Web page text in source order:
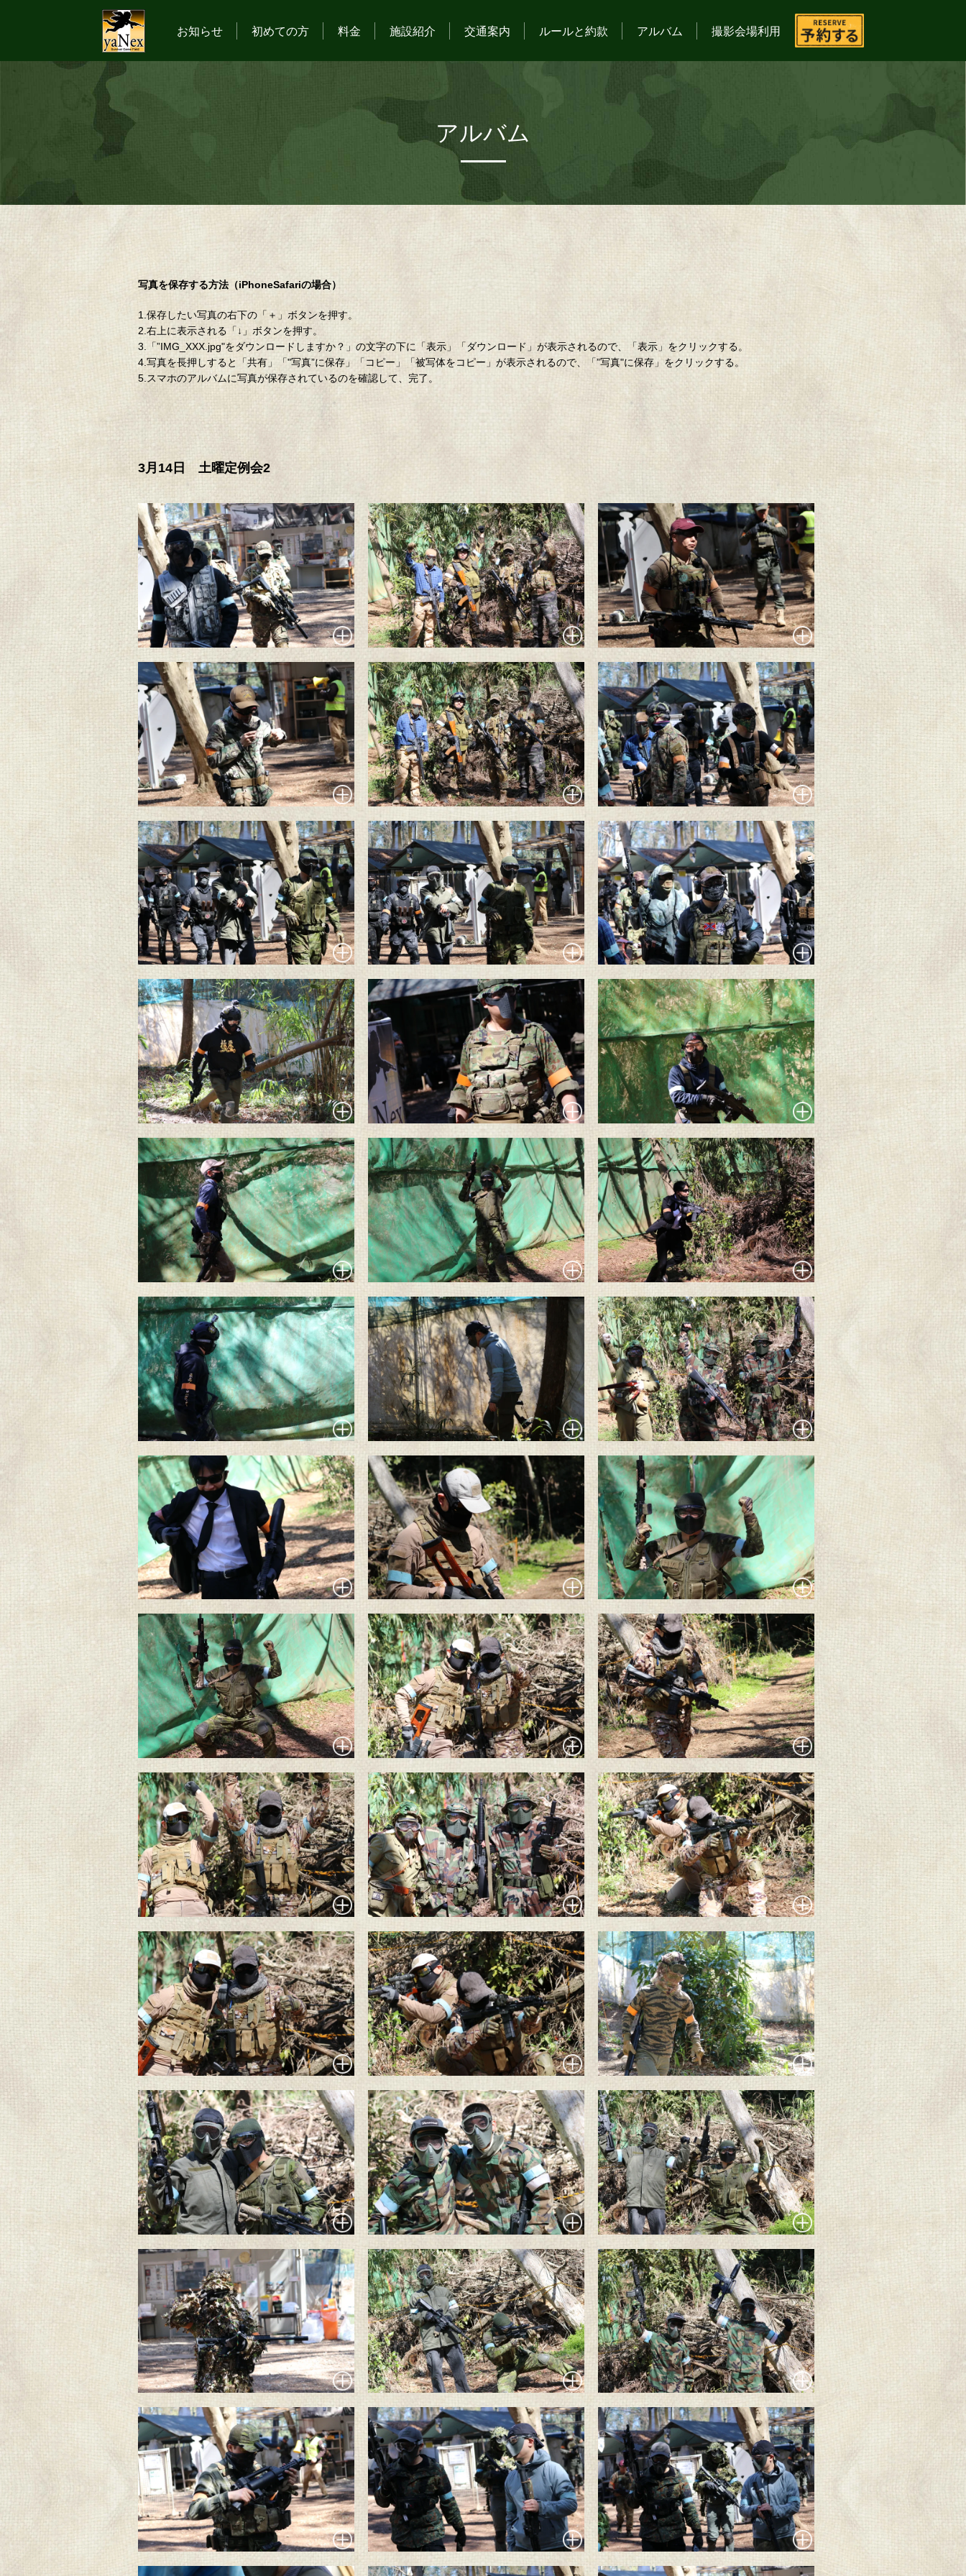
お知らせ 初めての方 料金 施設紹介 交通案内 ルールと約款 アルバム 撮影会場利用
アルバム
写真を保存する方法（iPhoneSafariの場合）
1.保存したい写真の右下の「＋」ボタンを押す。
2.右上に表示される「↓」ボタンを押す。
3.「”IMG_XXX.jpg"をダウンロードしますか？」の文字の下に「表示」「ダウンロード」が表示されるので、「表示」をクリックする。
4.写真を長押しすると「共有」「"写真”に保存」「コピー」「被写体をコピー」が表示されるので、「”写真"に保存」をクリックする。
5.スマホのアルバムに写真が保存されているのを確認して、完了。
3月14日 土曜定例会2